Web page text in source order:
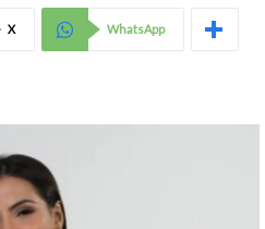
X WhatsApp